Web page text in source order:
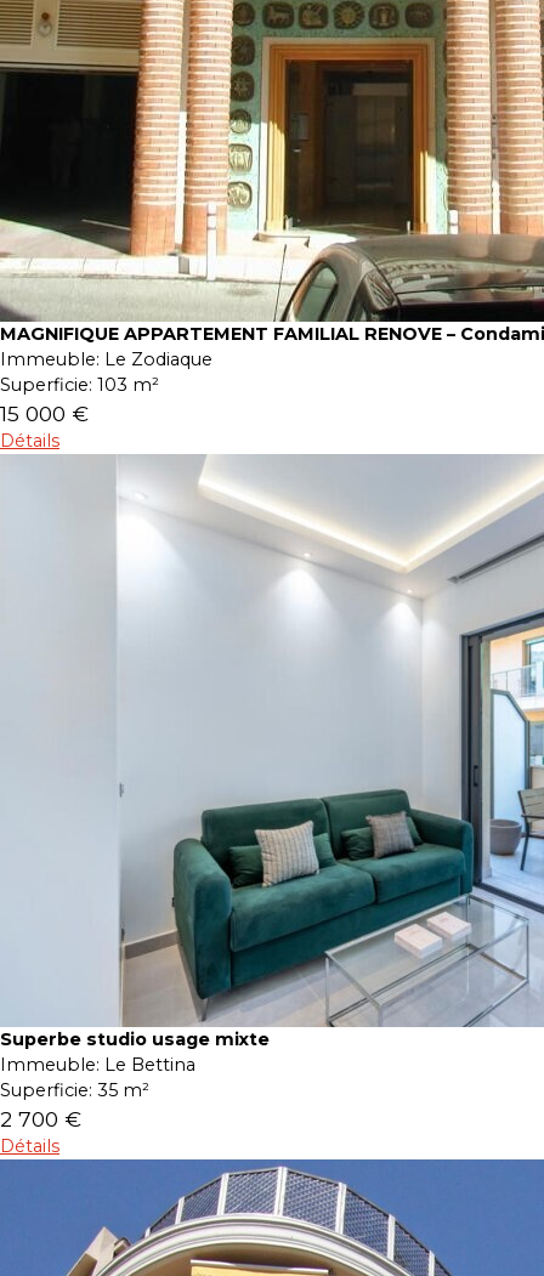
MAGNIFIQUE APPARTEMENT FAMILIAL RENOVE –
Immeuble: Le Zodiaque
Superficie: 103 m²
15 000 €
Détails
Superbe studio usage mixte
Immeuble: Le Bettina
Superficie: 35 m²
2 700 €
Détails